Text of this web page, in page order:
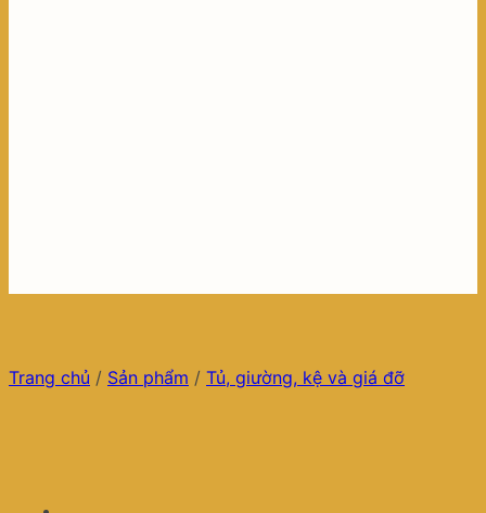
Trang chủ / Sản phẩm / Tủ, giường, kệ và giá đỡ